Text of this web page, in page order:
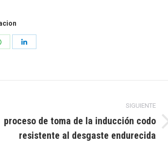
Compartir
SIGUIENTE
proceso de toma de la inducción codo
resistente al desgaste endurecida